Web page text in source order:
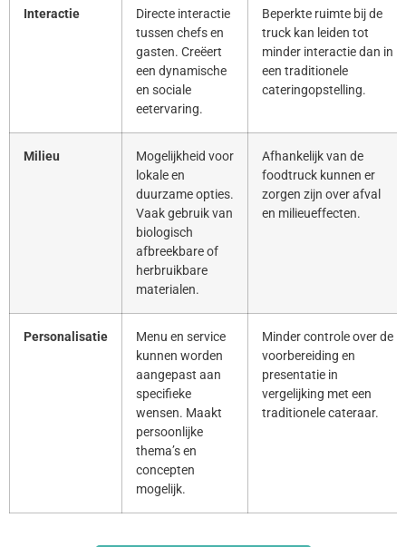
Interactie
Directe interactie
tussen chefs en
gasten. Creëert
een dynamische
en sociale
eetervaring.
Beperkte ruimte bij de
truck kan leiden tot
minder interactie dan in
een traditionele
cateringopstelling.
Milieu
Mogelijkheid voor
lokale en
duurzame opties.
Vaak gebruik van
biologisch
afbreekbare of
herbruikbare
materialen.
Afhankelijk van de
foodtruck kunnen er
zorgen zijn over afval
en milieueffecten.
Personalisatie
Menu en service
kunnen worden
aangepast aan
specifieke
wensen. Maakt
persoonlijke
thema’s en
concepten
mogelijk.
Minder controle over de
voorbereiding en
presentatie in
vergelijking met een
traditionele cateraar.